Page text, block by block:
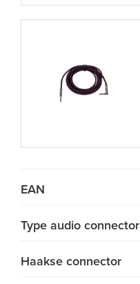
EAN
Type audio connector
Haakse connector